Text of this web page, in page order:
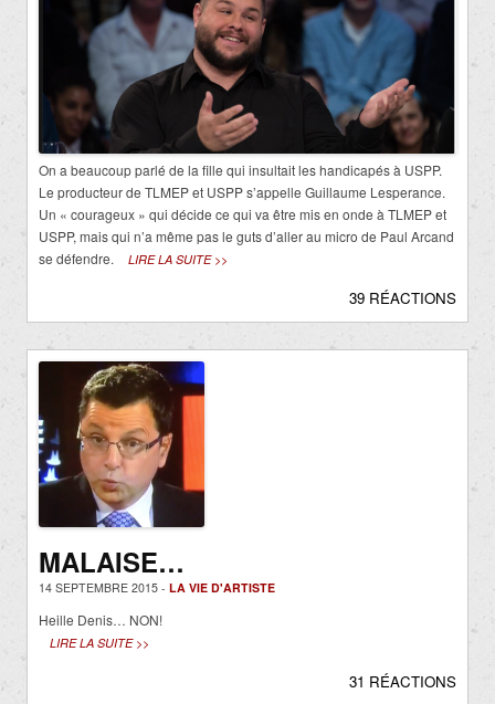
On a beaucoup parlé de la fille qui insultait les handicapés à USPP.
Le producteur de TLMEP et USPP s’appelle Guillaume Lesperance.
Un « courageux » qui décide ce qui va être mis en onde à TLMEP et
USPP, mais qui n’a même pas le guts d’aller au micro de Paul Arcand
se défendre.
LIRE LA SUITE >>
39 RÉACTIONS
MALAISE…
14 SEPTEMBRE 2015 - LA VIE D'ARTISTE
Heille Denis… NON!
LIRE LA SUITE >>
31 RÉACTIONS